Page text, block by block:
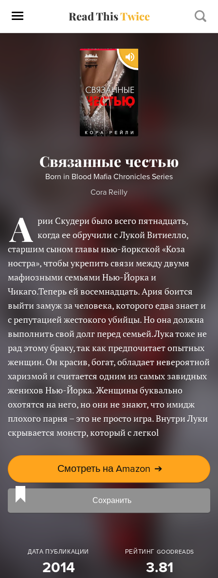
Read ThisTwice
Связанные честью
Born in Blood Mafia Chronicles Series
Cora Reilly
А рии Скудери было всего пятнадцать,
когда ее обручили с Лукой Витиелло,
старшим сыном главы нью-йоркской «Коза
ностра», чтобы укрепить связи между двумя
мафиозными семьями Нью-Йорка и
Чикаго.Теперь ей восемнадцать. Ария боится
выйти замуж за человека, которого едва знает и
с репутацией жестокого убийцы. Но она должна
выполнить свой долг перед семьей.Лука тоже не
рад этому браку, так как предпочитает опытных
женщин. Он красив, богат, обладает невероятной
харизмой и считается одним из самых завидных
женихов Нью-Йорка. Женщины буквально
охотятся на него, но они не знают, что имидж
плохого парня – это не просто игра. Внутри Луки
скрывается монстр, который с легкоl
Смотреть на Amazon ➔
Сохранить
ДАТА ПУБЛИКАЦИИ
2014
РЕЙТИНГ GOODREADS
3.81